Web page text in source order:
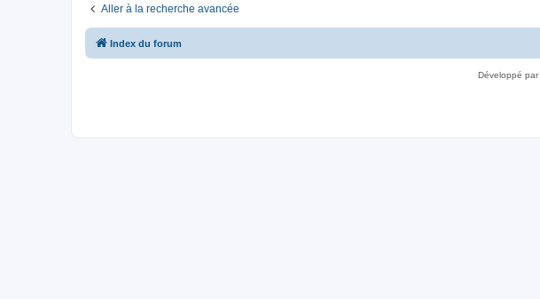
Aller à la recherche avancée
Index du forum
Développé par